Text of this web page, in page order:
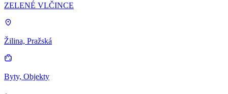
ZELENÉ VLČINCE
Žilina, Pražská
Byty, Objekty